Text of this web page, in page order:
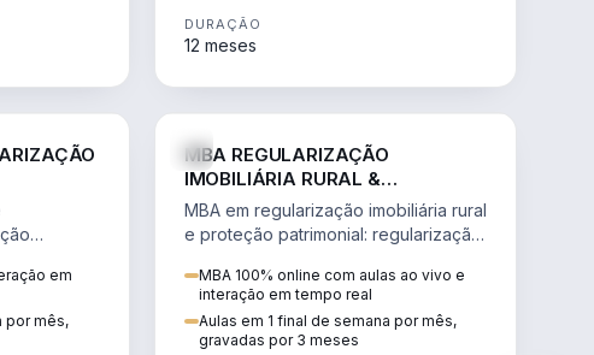
DURAÇÃO
12 meses
em
por mês,
MBA REGULARIZAÇÃO
IMOBILIÁRIA RURAL &
PROTEÇÃO PATRIMONIAL
MBA em regularização imobiliária rural
e proteção patrimonial: regularização
rural.
MBA 100% online com aulas ao vivo e
interação em tempo real
Aulas em 1 final de semana por mês,
gravadas por 3 meses